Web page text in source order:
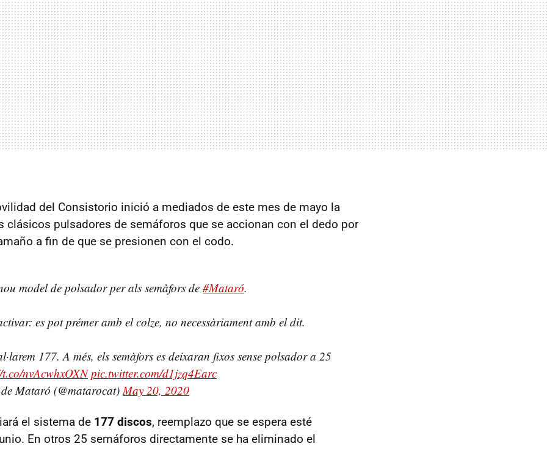
del Consistorio inició a mediados de este mes de mayo la
clásicos pulsadores de semáforos que se accionan con el dedo por
a fin de que se presionen con el codo.
model de polsador per als semàfors de #Mataró.
es pot prémer amb el colze, no necessàriament amb el dit.
177. A més, els semàfors es deixaran fixos sense polsador a 25
nvAcwhxOXN pic.twitter.com/d1jzq4Earc
Mataró (@matarocat)May 20, 2020
el sistema de 177 discos, reemplazo que se espera esté
En otros 25 semáforos directamente se ha eliminado el